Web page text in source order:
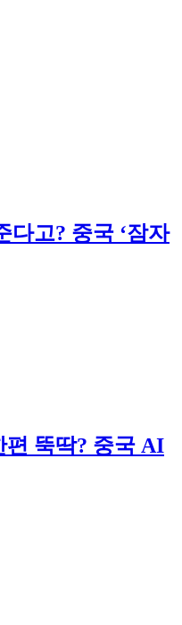
다고? 중국 ‘잠자
편 뚝딱? 중국 AI